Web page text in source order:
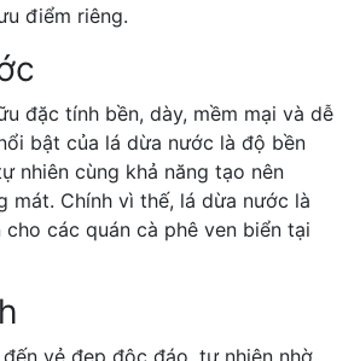
điểm riêng.
đặc tính bền, dày, mềm mại và dễ
bật của lá dừa nước là độ bền
nhiên cùng khả năng tạo nên
mát. Chính vì thế, lá dừa nước là
các quán cà phê ven biển tại
vẻ đẹp độc đáo, tự nhiên nhờ